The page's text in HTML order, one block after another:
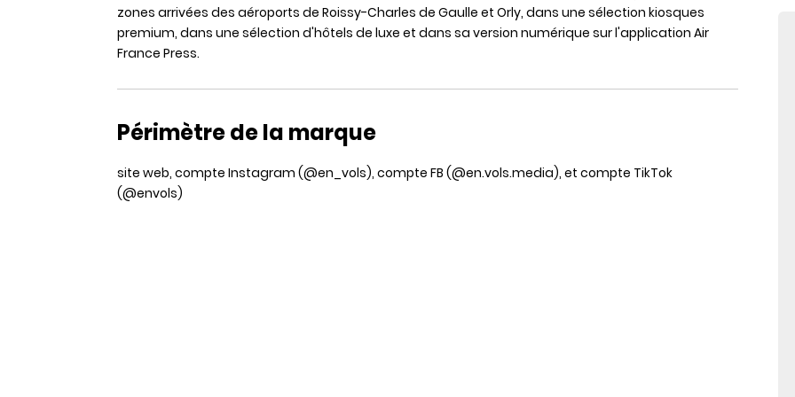
zones arrivées des aéroports de Roissy-Charles de Gaulle et Orly, dans une sélection kiosques
premium, dans une sélection d'hôtels de luxe et dans sa version numérique sur l'application Air
France Press.
Périmètre de la marque
site web, compte Instagram (@en_vols), compte FB (@en.vols.media), et compte TikTok
(@envols)